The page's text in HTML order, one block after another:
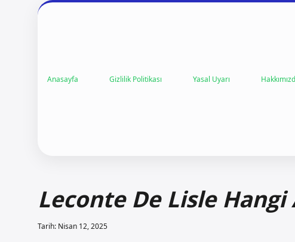
Anasayfa Gizlilik Politikası Yasal Uyarı
Leconte De Lisle Hangi
Tarih: Nisan 12, 2025